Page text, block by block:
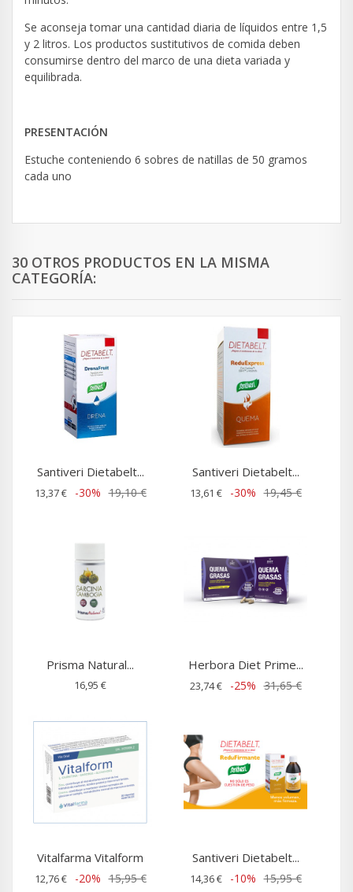
Se aconseja tomar una cantidad diaria de líquidos entre 1,5
y 2 litros. Los productos sustitutivos de comida deben
consumirse dentro del marco de una dieta variada y
equilibrada.
PRESENTACIÓN
Estuche conteniendo 6 sobres de natillas de 50 gramos
cada uno
30 OTROS PRODUCTOS EN LA MISMA
CATEGORÍA:
Santiveri Dietabelt...
13,37 € -30% 19,10 €
Santiveri Dietabelt...
13,61 € -30% 19,45 €
Prisma Natural...
16,95 €
Herbora Diet Prime...
23,74 € -25% 31,65 €
Vitalfarma Vitalform
12,76 € -20% 15,95 €
Santiveri Dietabelt...
14,36 € -10% 15,95 €